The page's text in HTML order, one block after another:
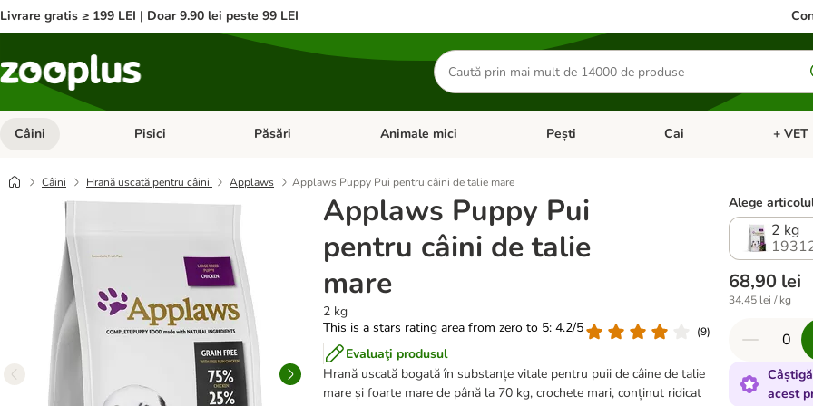
Livrare gratis ≥ 199 LEI | Doar 9.90 lei peste 99 LEI
Căutare
produse
Câini Deschideți meniul cu categorii: Câini
Pisici Deschideți meniul cu categorii: Pisici
Păsări Deschideți meniul cu categorii: Păsări
Animale mici Deschideți meniul cu categorii: Animale mici
Pești Deschideți meniul cu
Cai +
Câini Hrană uscată pentru câini Applaws Applaws Puppy Pui pentru câini de talie mare
Applaws Puppy Pui
pentru câini de talie
mare
2 kg
This is a stars rating area from zero to 5: 4.2/5
(9)
Evaluaţi produsul
Hrană uscată bogată în substanțe vitale pentru puii de câine de talie
mare și foarte mare de până la 70 kg, crochete mari, conținut ridicat
Alege
2 kg
68,90 lei
34,45 lei / kg
acest